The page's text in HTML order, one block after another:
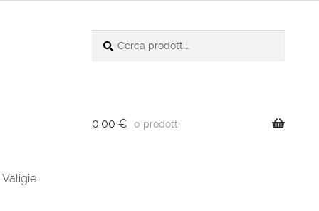
Valigie
0,00 € 0 prodotti